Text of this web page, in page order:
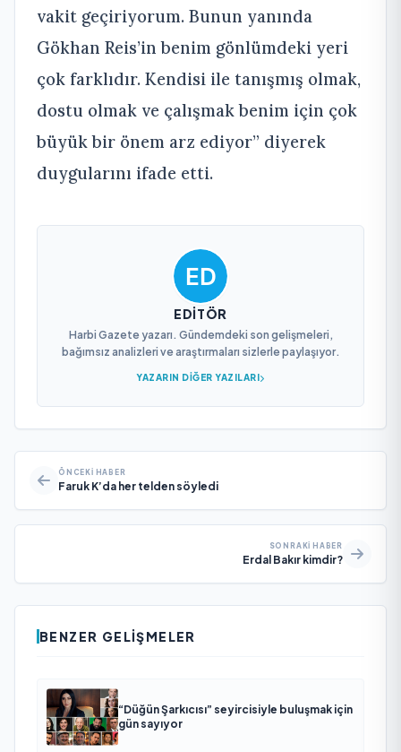
vakit geçiriyorum. Bunun yanında
Gökhan Reis’in benim gönlümdeki yeri
çok farklıdır. Kendisi ile tanışmış olmak,
dostu olmak ve çalışmak benim için çok
büyük bir önem arz ediyor” diyerek
duygularını ifade etti.
EDITÖR
Harbi Gazete yazarı. Gündemdeki son gelişmeleri,
bağımsız analizleri ve araştırmaları sizlerle paylaşıyor.
YAZARIN DIĞER YAZILARI
ÖNCEKI HABER
Faruk K’da her telden söyledi
SONRAKI HABER
Erdal Bakır kimdir?
BENZER GELIŞMELER
“Düğün Şarkıcısı” seyircisiyle buluşmak için
gün sayıyor